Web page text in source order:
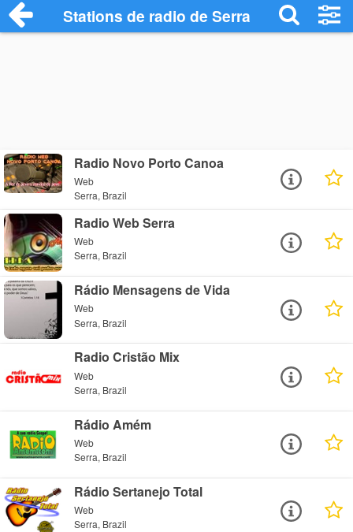
Stations de radio de Serra
Radio Novo Porto Canoa
Web
Serra, Brazil
Radio Web Serra
Web
Serra, Brazil
Rádio Mensagens de Vida
Web
Serra, Brazil
Radio Cristão Mix
Web
Serra, Brazil
Rádio Amém
Web
Serra, Brazil
Rádio Sertanejo Total
Web
Serra, Brazil